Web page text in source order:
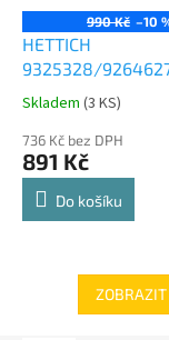
990 Kč –10
HETTICH
9325328/
Comfort Spin
police 8kg
Průměrné
produktu
je
4,8
Skladem (3 KS)
736 Kč bez DPH
891 Kč
Do košíku
ZOBRAZIT